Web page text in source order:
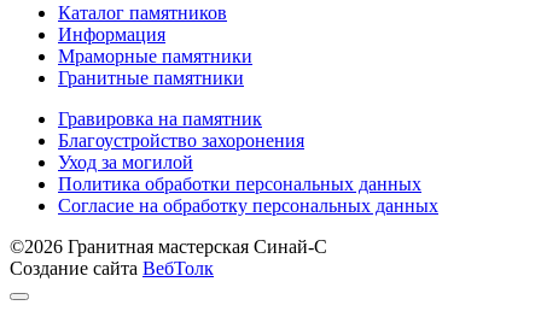
Каталог памятников
Информация
Мраморные памятники
Гранитные памятники
Гравировка на памятник
Благоустройство захоронения
Уход за могилой
Политика обработки персональных данных
Согласие на обработку персональных данных
©2026 Гранитная мастерская Синай-С
Создание сайта ВебТолк